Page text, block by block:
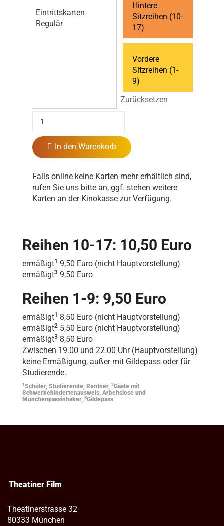
Eintrittskarten
Regulär
Hintere
Sitzreihen (10-
17)
Vordere
Sitzreihen (1-
9)
Zurücksetzen
In den Warenkorb
Falls online keine Karten mehr erhältlich sind,
rufen Sie uns bitte an, ggf. stehen weitere
Karten an der Kinokasse zur Verfügung.
Reihen 10-17: 10,50 Euro
ermäßigt1 9,50 Euro (nicht Hauptvorstellung)
ermäßigt3 9,50 Euro
Reihen 1-9: 9,50 Euro
ermäßigt1 8,50 Euro (nicht Hauptvorstellung)
ermäßigt2 5,50 Euro (nicht Hauptvorstellung)
ermäßigt3 8,50 Euro
Zwischen 19.00 und 22.00 Uhr (Hauptvorstellung)
keine Ermäßigung, außer mit Gildepass oder für
Studierende.
1 Schüler, Studierende, Rentner, 2Gäste mit
Schwerbehindertenausweis, Arbeitslose und
Münchenpassinhaber, 3Gildepass
Theatiner Film
Theatinerstrasse 32
80333 München